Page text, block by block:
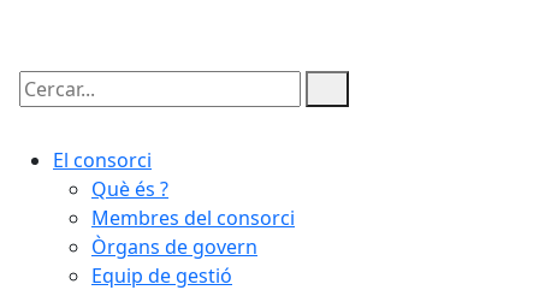
Cercar:
El consorci
Què és ?
Membres del consorci
Òrgans de govern
Equip de gestió